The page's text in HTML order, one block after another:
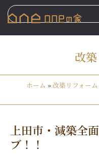
改
ホーム » 改築リフォーム
上田市・減築全
ブ！！